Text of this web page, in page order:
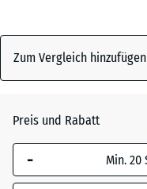
(active)
Grasgrün - 2,30 €
Zum Vergleich hinzufügen
Preis und Rabatt
-